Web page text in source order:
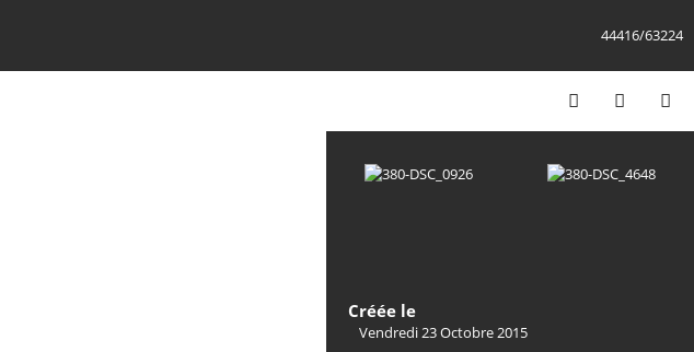
44416/63224
Créée le
Vendredi 23 Octobre 2015